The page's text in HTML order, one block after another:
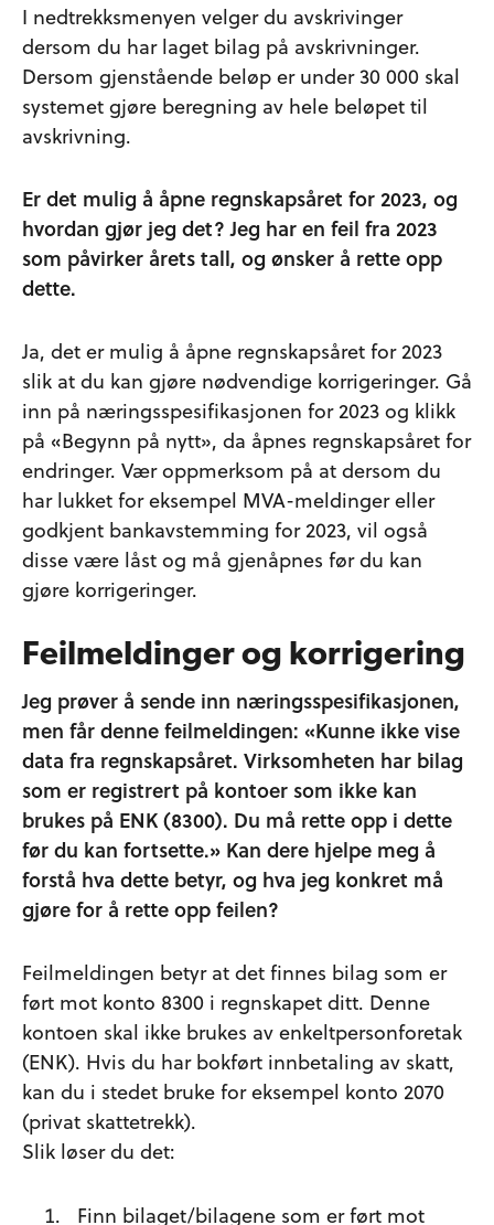
I nedtrekksmenyen velger du avskrivinger
dersom du har laget bilag på avskrivninger.
Dersom gjenstående beløp er under 30 000 skal
systemet gjøre beregning av hele beløpet til
avskrivning.
Er det mulig å åpne regnskapsåret for 2023, og
hvordan gjør jeg det? Jeg har en feil fra 2023
som påvirker årets tall, og ønsker å rette opp
dette.
Ja, det er mulig å åpne regnskapsåret for 2023
slik at du kan gjøre nødvendige korrigeringer. Gå
inn på næringsspesifikasjonen for 2023 og klikk
på «Begynn på nytt», da åpnes regnskapsåret for
endringer. Vær oppmerksom på at dersom du
har lukket for eksempel MVA-meldinger eller
godkjent bankavstemming for 2023, vil også
disse være låst og må gjenåpnes før du kan
gjøre korrigeringer.
Feilmeldinger og korrigering
Jeg prøver å sende inn næringsspesifikasjonen,
men får denne feilmeldingen: «Kunne ikke vise
data fra regnskapsåret. Virksomheten har bilag
som er registrert på kontoer som ikke kan
brukes på ENK (8300). Du må rette opp i dette
før du kan fortsette.» Kan dere hjelpe meg å
forstå hva dette betyr, og hva jeg konkret må
gjøre for å rette opp feilen?
Feilmeldingen betyr at det finnes bilag som er
ført mot konto 8300 i regnskapet ditt. Denne
kontoen skal ikke brukes av enkeltpersonforetak
(ENK). Hvis du har bokført innbetaling av skatt,
kan du i stedet bruke for eksempel konto 2070
(privat skattetrekk).
Slik løser du det:
Finn bilaget/bilagene som er ført mot